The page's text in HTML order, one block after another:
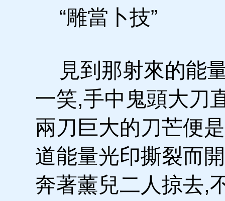
“雕當卜技”
見到那射來的能
一笑,手中鬼頭大刀
兩刀巨大的刀芒便
道能量光印撕裂而
奔著薰兒二人掠去,